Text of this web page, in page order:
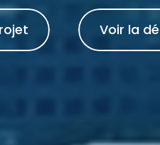
Voir la